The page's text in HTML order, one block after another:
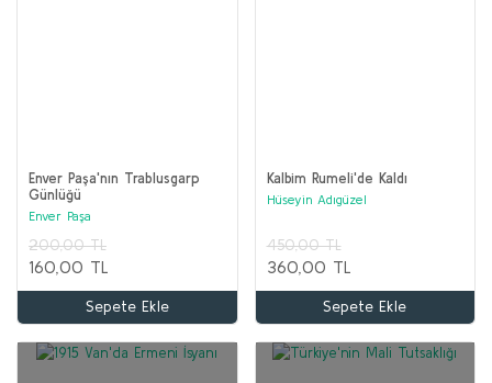
Enver Paşa'nın Trablusgarp
Günlüğü
Enver Paşa
200,00 TL
160,00 TL
Sepete Ekle
Kalbim Rumeli'de Kaldı
Hüseyin Adıgüzel
450,00 TL
360,00 TL
Sepete Ekle